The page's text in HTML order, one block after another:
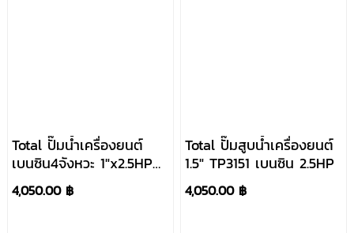
Total ปั๊มน้ำเครื่องยนต์
เบนซิน4จังหวะ 1"x2.5HP
TP-3101
4,050.00 ฿
Total ปั๊มสูบน้ำเครื่องยนต์
1.5" TP3151 เบนซิน 2.5HP
4,050.00 ฿